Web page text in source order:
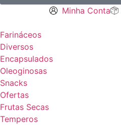
Minha Conta
Farináceos
Diversos
Encapsulados
Oleoginosas
Snacks
Ofertas
Frutas Secas
Temperos